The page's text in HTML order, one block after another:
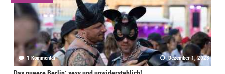
1 Kommentar Dezember 1, 2023